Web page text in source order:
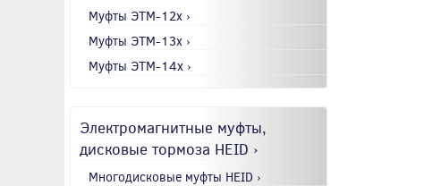
Муфты ЭТМ-12x ›
Муфты ЭТМ-13x ›
Муфты ЭТМ-14x ›
Электромагнитные муфты,
дисковые тормоза HEID ›
Многодисковые муфты HEID ›